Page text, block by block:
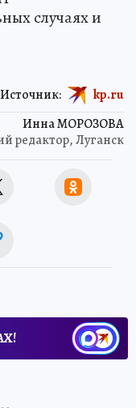
случаях и
Инна МОРОЗОВА
редактор, Луганск
Источник: kp.ru